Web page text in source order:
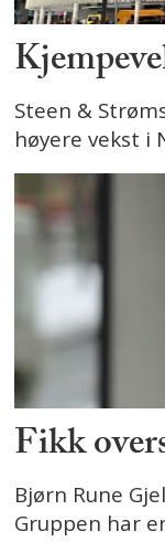
Steen &
høyere vekst i
Fikk
Bjørn Rune
Gruppen har